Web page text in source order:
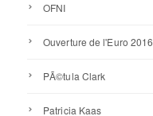
OFNI
Ouverture de l'Euro 2016
PÃ©tula Clark
Patricia Kaas